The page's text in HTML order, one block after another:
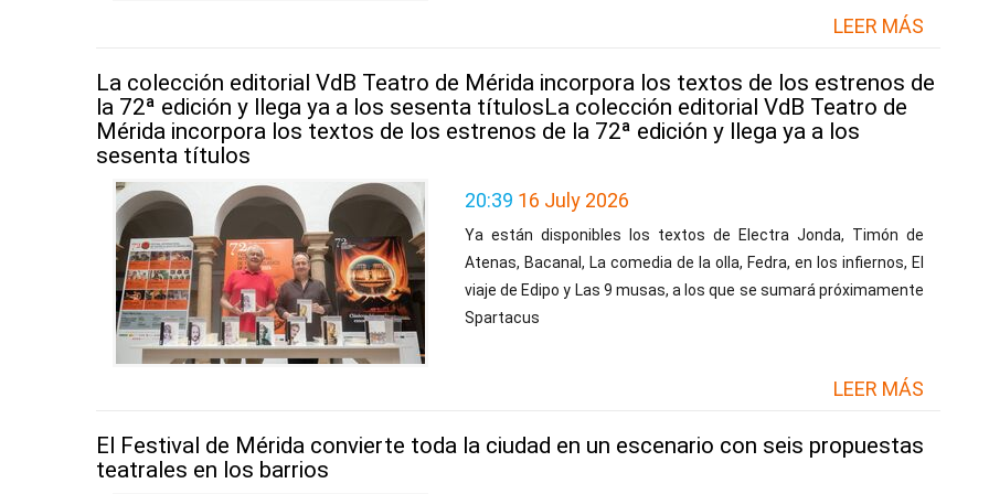
LEER MÁS
La colección editorial VdB Teatro de Mérida incorpora los textos de los estrenos de
la 72ª edición y llega ya a los sesenta títulosLa colección editorial VdB Teatro de
Mérida incorpora los textos de los estrenos de la 72ª edición y llega ya a los
sesenta títulos
20:39 16 July 2026
Ya están disponibles los textos de Electra Jonda, Timón de
Atenas, Bacanal, La comedia de la olla, Fedra, en los infiernos, El
viaje de Edipo y Las 9 musas, a los que se sumará próximamente
Spartacus
LEER MÁS
El Festival de Mérida convierte toda la ciudad en un escenario con seis propuestas
teatrales en los barrios